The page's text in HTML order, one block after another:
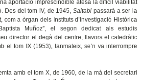
aportació imprescindible atesa la difícil viabilitat
Des del tom IV, de 1945,Saitabi passarà a ser la
com a òrgan dels Instituts d’Investigació Històrica
Muñoz”, el segon dedicat als estudis
director el degà del centre, llavors el catedràtic
el tom IX (1953), tanmateix, se’n va interrompre
amb el tom X, de 1960, de la mà del secretari